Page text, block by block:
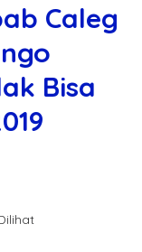
Caleg
Bisa